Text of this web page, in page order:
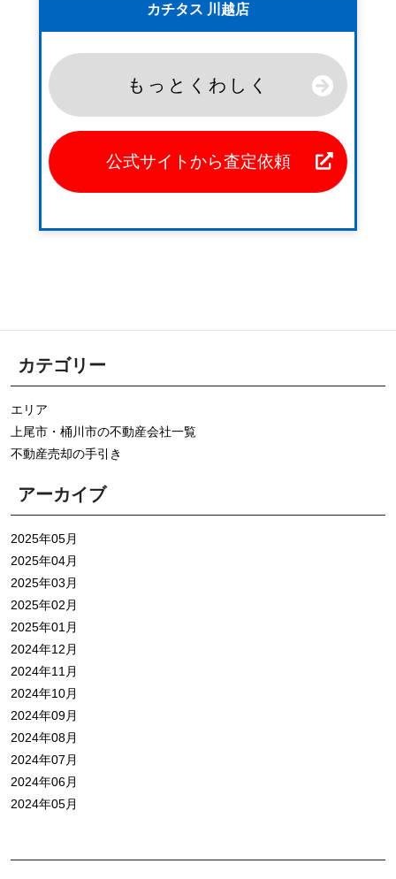
カチタス 川越店
もっとくわしく
公式サイトから査定依頼
カテゴリー
エリア
上尾市・桶川市の不動産会社一覧
不動産売却の手引き
アーカイブ
2025年05月
2025年04月
2025年03月
2025年02月
2025年01月
2024年12月
2024年11月
2024年10月
2024年09月
2024年08月
2024年07月
2024年06月
2024年05月